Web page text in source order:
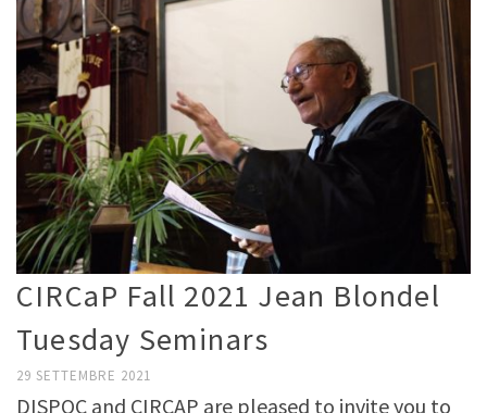
CIRCaP Fall 2021 Jean Blondel
Tuesday Seminars
29 SETTEMBRE 2021
DISPOC and CIRCAP are pleased to invite you to